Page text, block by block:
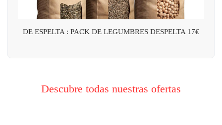
DE ESPELTA : PACK DE LEGUMBRES DESPELTA 17€
Descubre todas nuestras ofertas